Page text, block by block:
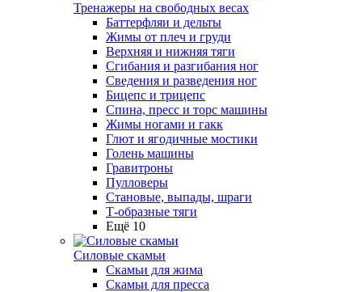
Тренажеры на свободных весах
Баттерфляи и дельты
Жимы от плеч и груди
Верхняя и нижняя тяги
Сгибания и разгибания ног
Сведения и разведения ног
Бицепс и трицепс
Спина, пресс и торс машины
Жимы ногами и гакк
Глют и ягодичные мостики
Голень машины
Гравитроны
Пулловеры
Становые, выпады, шраги
Т-образные тяги
Ещё 10
Силовые скамьи
Скамьи для жима
Скамьи для пресса